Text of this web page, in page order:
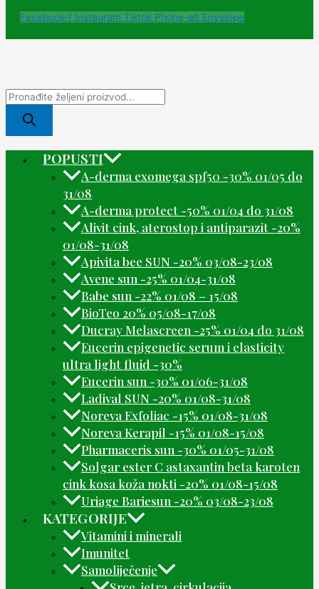
Facebook-f Instagram Tiktok Phone-alt Envelope
POPUSTI
A-derma exomega spf50 -30% 01/05 do
31/08
A-derma protect -50% 01/04 do 31/08
Alivit cink, aterostop i antiparazit -20%
01/08-31/08
Apivita bee SUN -20% 03/08-23/08
Avene sun -25% 01/04-31/08
Babe sun -22% 01/08 – 15/08
BioTeo 20% 05/08-17/08
Ducray Melascreen -25% 01/04 do 31/08
Eucerin epigenetic serum i elasticity
ultra light fluid -30%
Eucerin sun -30% 01/06-31/08
Ladival SUN -20% 01/08-31/08
Noreva Exfoliac -15% 01/08-31/08
Noreva Kerapil -15% 01/08-15/08
Pharmaceris sun -30% 01/05-31/08
Solgar ester C astaxantin beta karoten
cink kosa koža nokti -20% 01/08-15/08
Uriage Bariesun -20% 03/08-23/08
KATEGORIJE
Vitamini i minerali
Imunitet
Samoliječenje